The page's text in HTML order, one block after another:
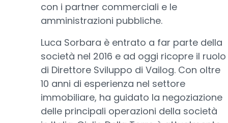
con i partner commerciali e le
amministrazioni pubbliche.
Luca Sorbara è entrato a far parte della
società nel 2016 e ad oggi ricopre il ruolo
di Direttore Sviluppo di Vailog. Con oltre
10 anni di esperienza nel settore
immobiliare, ha guidato la negoziazione
delle principali operazioni della società